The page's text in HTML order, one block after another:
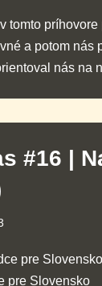
tomto
a potom nás
nás na
#16 |
pre Slovensko